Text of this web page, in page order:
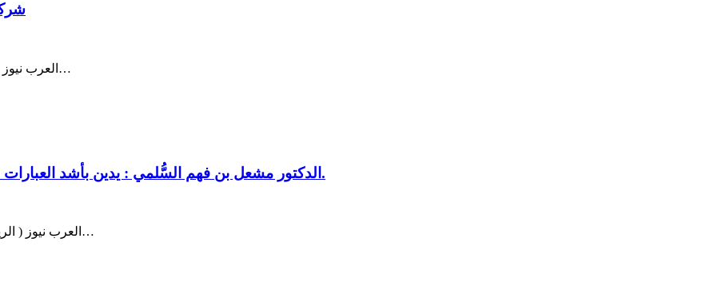
العرب نيوز ( عمان ) – أعلنت شركة طلال أبوغزاله للتقنية، عن إصدار أول تابلت…
الدكتور مشعل بن فهم السُّلمي : يدين بأشد العبارات سقوط مقذوف عسكري أطلقته ميليشيا الحوثي الإنقلابية.
العرب نيوز ( الرياض – المملكة ) أدان الدكتور مشعل بن فهم السُّلمي رئيس البرلمان…